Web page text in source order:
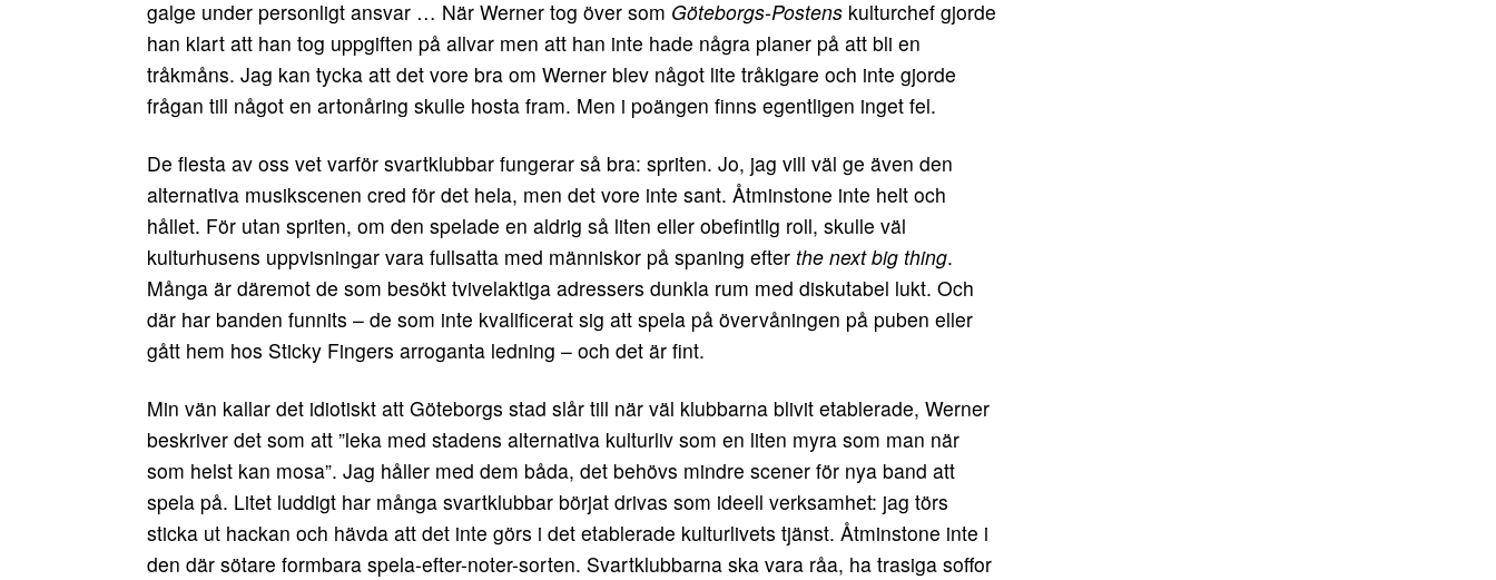
galge under personligt ansvar … När Werner tog över som Göteborgs-Postens kulturchef gjorde
han klart att han tog uppgiften på allvar men att han inte hade några planer på att bli en
tråkmåns. Jag kan tycka att det vore bra om Werner blev något lite tråkigare och inte gjorde
frågan till något en artonåring skulle hosta fram. Men i poängen finns egentligen inget fel.
De flesta av oss vet varför svartklubbar fungerar så bra: spriten. Jo, jag vill väl ge även den
alternativa musikscenen cred för det hela, men det vore inte sant. Åtminstone inte helt och
hållet. För utan spriten, om den spelade en aldrig så liten eller obefintlig roll, skulle väl
kulturhusens uppvisningar vara fullsatta med människor på spaning efter the next big thing.
Många är däremot de som besökt tvivelaktiga adressers dunkla rum med diskutabel lukt. Och
där har banden funnits – de som inte kvalificerat sig att spela på övervåningen på puben eller
gått hem hos Sticky Fingers arroganta ledning – och det är fint.
Min vän kallar det idiotiskt att Göteborgs stad slår till när väl klubbarna blivit etablerade, Werner
beskriver det som att ”leka med stadens alternativa kulturliv som en liten myra som man när
som helst kan mosa”. Jag håller med dem båda, det behövs mindre scener för nya band att
spela på. Litet luddigt har många svartklubbar börjat drivas som ideell verksamhet: jag törs
sticka ut hackan och hävda att det inte görs i det etablerade kulturlivets tjänst. Åtminstone inte i
den där sötare formbara spela-efter-noter-sorten. Svartklubbarna ska vara råa, ha trasiga soffor